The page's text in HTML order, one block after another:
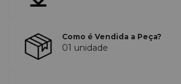
Como é Vendida a Peça?
01 unidade